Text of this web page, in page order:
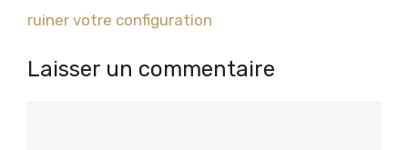
ruiner votre configuration
Laisser un commentaire